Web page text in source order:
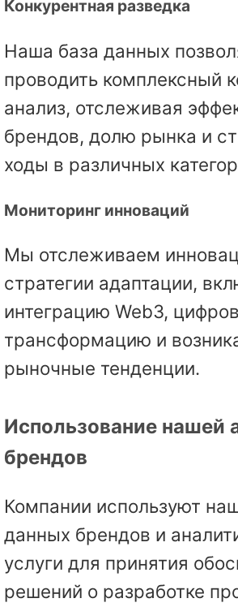
Конкурентная разведка
Наша база данных
проводить комплексный
анализ, отслеживая
брендов, долю рынка и
ходы в различных
Мониторинг инноваций
Мы отслеживаем
стратегии адаптации,
интеграцию Web3,
трансформацию и
рыночные тенденции.
Использование нашей
брендов
Компании используют
данных брендов и
услуги для принятия
решений о разработке